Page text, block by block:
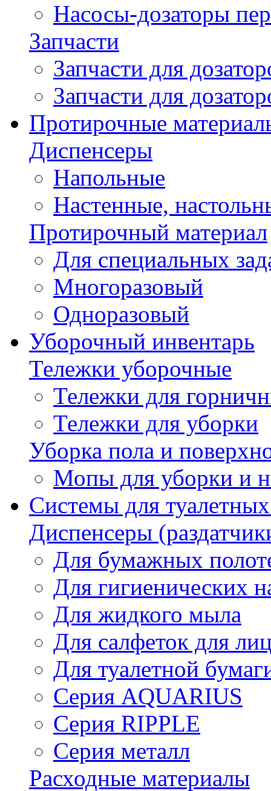
Насосы-дозаторы
Запчасти
Запчасти для
Запчасти для
Протирочные
Диспенсеры
Напольные
Настенные,
Протирочный материал
Для специальных
Многоразовый
Одноразовый
Уборочный инвентарь
Тележки уборочные
Тележки для
Тележки для уборки
Уборка пола и
Мопы для уборки и
Системы для
Диспенсеры
Для бумажных
Для гигиенических
Для жидкого мыла
Для салфеток для
Для туалетной
Серия AQUARIUS
Серия RIPPLE
Серия металл
Расходные материалы